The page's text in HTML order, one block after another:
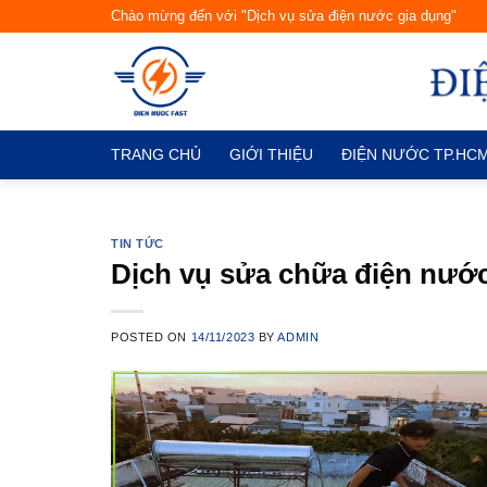
Chào mừng đến với "Dịch vụ sửa điện nước gia dụng"
TRANG CHỦ GIỚI THIỆU ĐIỆN NƯỚC
TIN TỨC
Dịch vụ sửa chữa điện
POSTED ON 14/11/2023 BYADMIN